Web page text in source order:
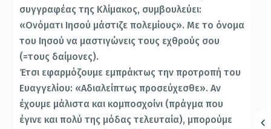
συγγραφέας της Κλίμακος, συμβουλεύει:
«Ονόματι Ιησού μάστιζε πολεμίους». Με το όνομα
του Ιησού να μαστιγώνεις τους εχθρούς σου
(=τους δαίμονες).
Έτσι εφαρμόζουμε εμπράκτως την προτροπή του
Ευαγγελίου: «Αδιαλείπτως προσεύχεσθε». Αν
έχουμε μάλιστα και κομποσχοίνι (πράγμα που
έγινε και πολύ της μόδας τελευταία), μπορούμε